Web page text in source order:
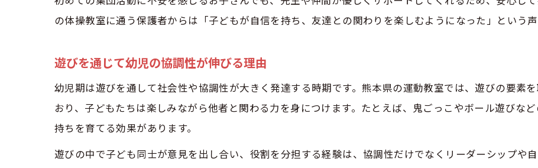
体験レッスンで分かる協調性重視の幼児教室
幼児の性格に合う協調性重視運動教室の選択法
実際に幼児が感じた協調性の変化とは
運動教室で幼児が協調性を伸ばす瞬間を紹介
保護者が語る幼児と運動教室の協調性効果
の体操教室に通う保護者からは「子どもが自信を持ち、友達との関わりを楽しむようになった」という声
遊びを通じて幼児の協調性が伸びる理由
幼児期は遊びを通して社会性や協調性が大きく発達する時期です。熊本県の運動教室では、遊びの要素
おり、子どもたちは楽しみながら他者と関わる力を身につけます。たとえば、鬼ごっこやボール遊びな
持ちを育てる効果があります。
遊びの中で子ども同士が意見を出し合い、役割を分担する経験は、協調性だけでなくリーダーシップや